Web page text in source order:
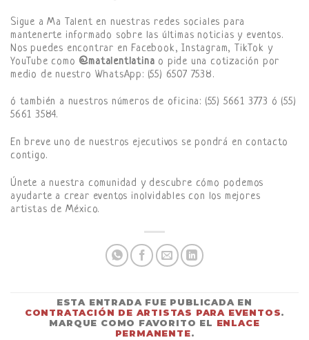
Sigue a Ma Talent en nuestras redes sociales para
mantenerte informado sobre las últimas noticias y eventos.
Nos puedes encontrar en Facebook, Instagram, TikTok y
YouTube como @matalentlatina o pide una cotización por
medio de nuestro WhatsApp: (55) 6507 7538.
ó también a nuestros números de oficina: (55) 5661 3773 ó (55)
5661 3584.
En breve uno de nuestros ejecutivos se pondrá en contacto
contigo.
Únete a nuestra comunidad y descubre cómo podemos
ayudarte a crear eventos inolvidables con los mejores
artistas de México.
ESTA ENTRADA FUE PUBLICADA EN
CONTRATACIÓN DE ARTISTAS PARA EVENTOS.
MARQUE COMO FAVORITO EL ENLACE
PERMANENTE.